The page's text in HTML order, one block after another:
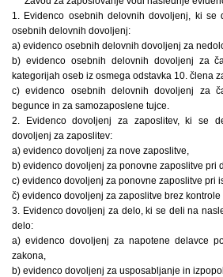
1. Evidenco osebnih delovnih dovoljenj, ki se
osebnih delovnih dovoljenj:
a) evidenco osebnih delovnih dovoljenj za
b) evidenco osebnih delovnih dovoljenj za
kategorijah oseb iz osmega odstavka 10. člena
c) evidenco osebnih delovnih dovoljenj za
begunce in za samozaposlene tujce.
2. Evidenco dovoljenj za zaposlitev, ki se
dovoljenj za zaposlitev:
a) evidenco dovoljenj za nove zaposlitve,
b) evidenco dovoljenj za ponovne zaposlitve pri
c) evidenco dovoljenj za ponovne zaposlitve pri
č) evidenco dovoljenj za zaposlitve brez kontrole
3. Evidenco dovoljenj za delo, ki se deli na
delo:
a) evidenco dovoljenj za napotene delavce
zakona,
b) evidenco dovoljenj za usposabljanje in